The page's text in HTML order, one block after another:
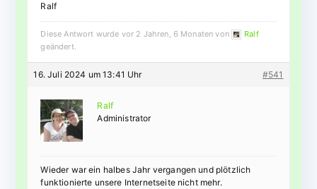
Ralf
Diese Antwort wurde vor 2 Jahren, 6 Monaten von
Ralf
geändert.
16. Juli 2024 um 13:41 Uhr #541
Ralf
Administrator
Wieder war ein halbes Jahr vergangen und plötzlich
funktionierte unsere Internetseite nicht mehr.